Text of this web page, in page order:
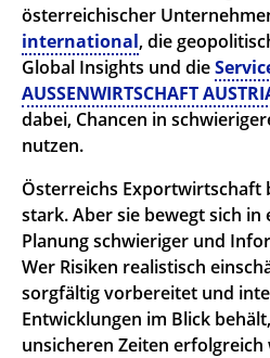
österreichischer
international, die
Global Insights und die
AUSSENWIRTSCHAFT
dabei, Chancen in
nutzen.
Österreichs Exportwirtschaft
stark. Aber sie bewegt sich in
Planung schwieriger und
Wer Risiken realistisch
sorgfältig vorbereitet und
Entwicklungen im Blick
unsicheren Zeiten erfolgreich